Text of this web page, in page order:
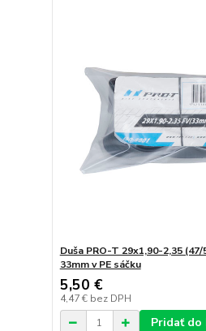
Duša PRO-T 29x1,90-2,35
33mm v PE sáčku
5,50 €
4,47 € bez DPH
Pridať do